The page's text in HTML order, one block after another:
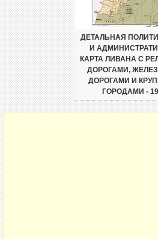
ДЕТАЛЬНАЯ
И
КАРТА ЛИВАНА С
ДОРОГАМИ,
ДОРОГАМИ И
ГОРОДАМИ -